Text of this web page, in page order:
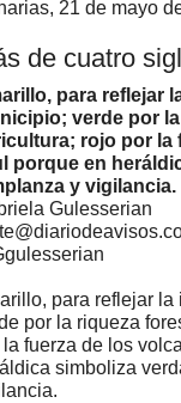
21 de mayo
de cuatro
para reflejar
verde por
rojo por la
porque en
y vigilancia.
Gulesserian
para reflejar
por la riqueza
la fuerza de los
simboliza